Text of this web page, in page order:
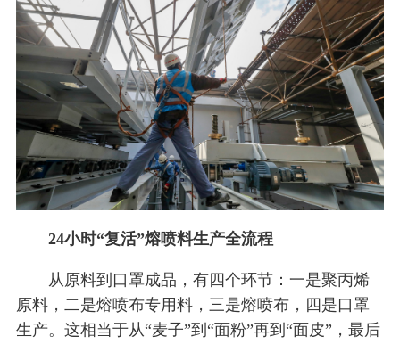
24小时“复活”熔喷料生产全流程
从原料到口罩成品，有四个环节：一是聚丙烯
原料，二是熔喷布专用料，三是熔喷布，四是口罩
生产。这相当于从“麦子”到“面粉”再到“面皮”，最后